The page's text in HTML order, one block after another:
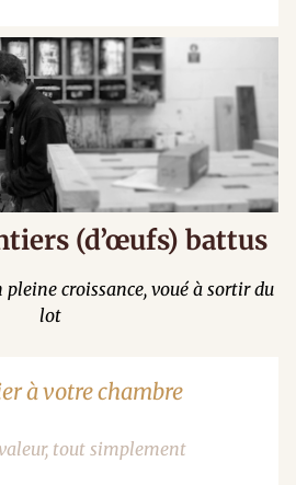
(d’œufs) battus
croissance, voué à sortir du
lot
à votre chambre
tout simplement